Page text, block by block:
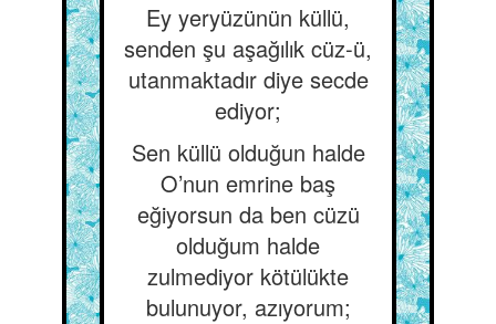
Ey yeryüzünün küllü,
senden şu aşağılık cüz-ü,
utanmaktadır diye secde
ediyor;
Sen küllü olduğun halde
O’nun emrine baş
eğiyorsun da ben cüzü
olduğum halde
zulmediyor kötülükte
bulunuyor, azıyorum;